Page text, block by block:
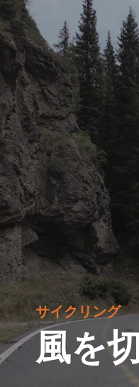
サイクリング
風を